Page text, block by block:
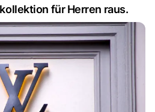
für Herren raus.